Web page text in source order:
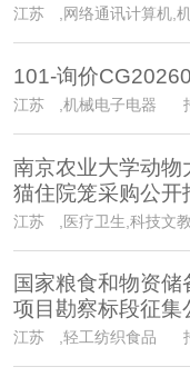
江苏 ,网络通讯计算
101-询价
江苏 ,机械电子电器
南京农业大学动物
猫住院笼采购公开
江苏 ,医疗卫生,科技
国家粮食和物资
项目勘察标段征集
江苏 ,轻工纺织食品